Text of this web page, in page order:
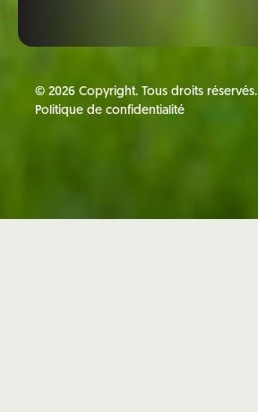
©2026 Copyright. Tous droits réservés.
Politique de confidentialité